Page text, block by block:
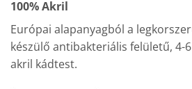
100% Akril
Európai alapanyagból a
készülő antibakteriális felületű, 4-
akril kádtest.